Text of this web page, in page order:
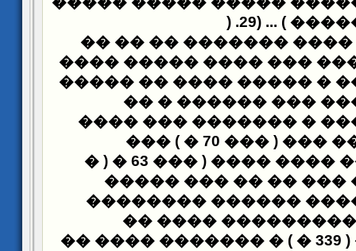
���� ���
) .
���� ������� �� �� ��
��� ��� �� ����� ���
��
����� ���� �� �����
�� ������ �����
����� ���
��� ����
�� ������ � ��� ��� ( ��� 70 � ) ���
��������� ���
)
�
��� ��� ����� ���
������ �� ������
� ��������� ����
����� ������ ( 339 � ) � ������� ���� ��